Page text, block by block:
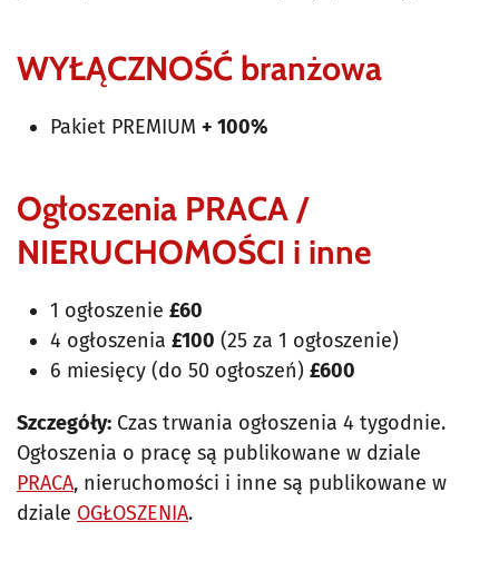
WYŁĄCZNOŚĆ branżowa
Pakiet PREMIUM + 100%
Ogłoszenia PRACA /
NIERUCHOMOŚCI i inne
1 ogłoszenie £60
4 ogłoszenia £100 (25 za 1 ogłoszenie)
6 miesięcy (do 50 ogłoszeń) £600
Szczegóły: Czas trwania ogłoszenia 4 tygodnie.
Ogłoszenia o pracę są publikowane w dziale
PRACA, nieruchomości i inne są publikowane w
dziale OGŁOSZENIA.